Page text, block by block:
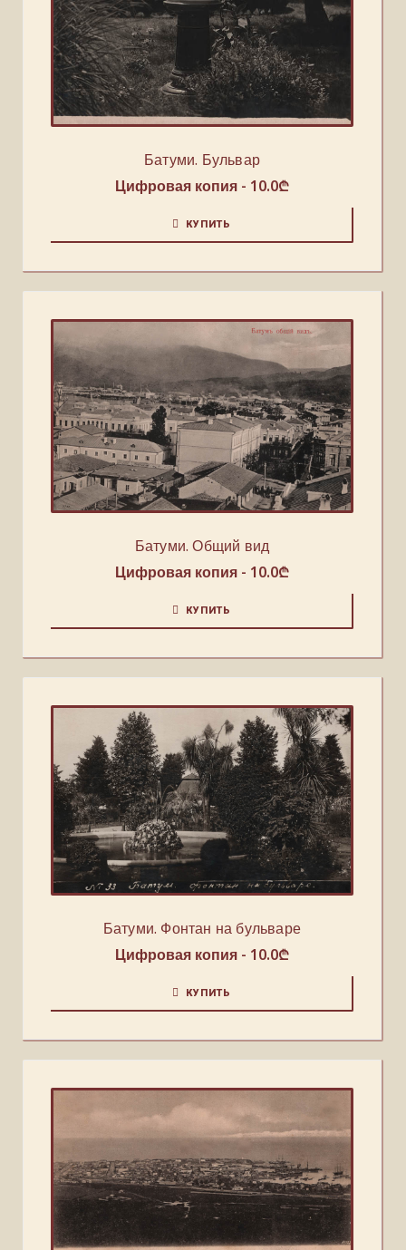
Батуми. Бульвар
Цифровая копия - 10.0₾
КУПИТЬ
Батуми. Общий вид
Цифровая копия - 10.0₾
КУПИТЬ
Батуми. Фонтан на бульваре
Цифровая копия - 10.0₾
КУПИТЬ